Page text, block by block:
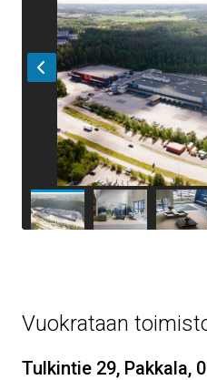
Vuokrataan
Tulkintie 29, Pakkala,